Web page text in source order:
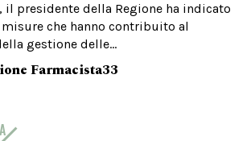
il presidente della Regione ha indicato
che hanno contribuito al
gestione delle...
Farmacista33